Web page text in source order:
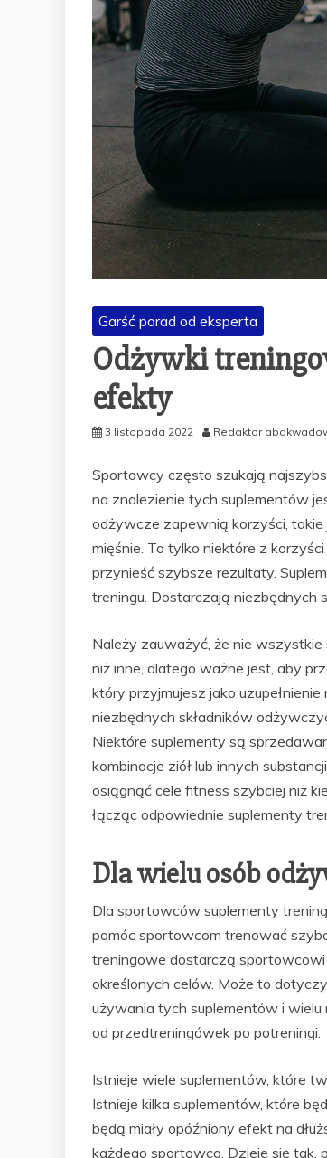
Garść porad od eksperta
Odżywki
efekty
3 listopada 2022 Redaktor
Sportowcy często szukają
na znalezienie tych suplementów
odżywcze zapewnią korzyści,
mięśnie. To tylko niektóre z
przynieść szybsze rezultaty.
treningu. Dostarczają niezbędnych
Należy zauważyć, że nie
niż inne, dlatego ważne jest, aby
który przyjmujesz jako
niezbędnych składników
Niektóre suplementy są
kombinacje ziół lub innych
osiągnąć cele fitness szybciej niż
łącząc odpowiednie suplementy
Dla wielu osób
Dla sportowców suplementy
pomóc sportowcom trenować
treningowe dostarczą sportowcowi
określonych celów. Może to
używania tych suplementów i wielu
od przedtreningówek po potreningi.
Istnieje wiele suplementów, które
Istnieje kilka suplementów, które
będą miały opóźniony efekt na
każdego sportowca. Dzieje się tak,